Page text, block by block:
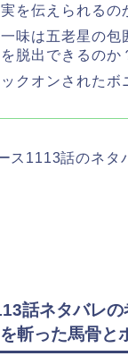
を伝えられるの
味は五老星の包
脱出できるのか
クオンされたボ
ス1113話のネタ
話ネタバレの
斬った馬骨と